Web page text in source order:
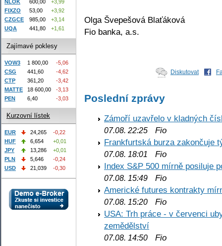
Olga Švepešová Blaťáková
Fio banka, a.s.
Diskutovat
Poslední zprávy
Zámoří uzavřelo v kladných
07.08. 22:25 Fio
Frankfurtská burza zakončuje
07.08. 18:01
Fio
Index S&P 500 mírně posiluje
07.08. 15:49 Fio
Americké futures kontrakty
07.08. 15:20 Fio
USA: Trh práce - v červenci
zemědělství
07.08. 14:50 Fio
NLOK
600,00
+3,99
FIXZO
53,00
+3,92
CZGCE
985,00
+3,14
UQA
441,80 +1,61
Zajímavé poklesy
VOW3 1 800,00
-5,06
CSG
441,60
-4,62
CTP
361,20
-3,42
MATTE
18 600,00
-3,13
PEN
6,40 -3,03
Kurzovní lístek
EUR 24,265
-0,22
HUF
6,654
+0,01
JPY
13,286
+0,01
PLN
5,646
-0,24
USD
21,039 -0,30